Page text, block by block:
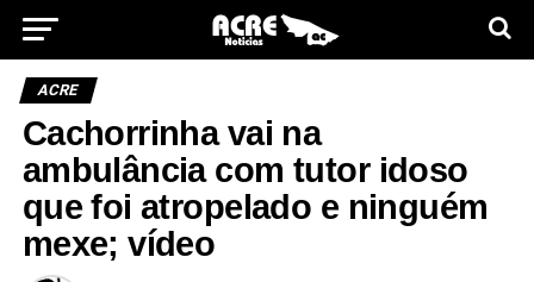
ACRE
Cachorrinha vai na
ambulância com tutor idoso
que foi atropelado e ninguém
mexe; vídeo